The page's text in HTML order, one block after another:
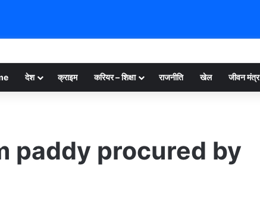
देश क्राइम करियर – शिक्षा राजनीति खेल जीवन मंत्र
paddy procured by